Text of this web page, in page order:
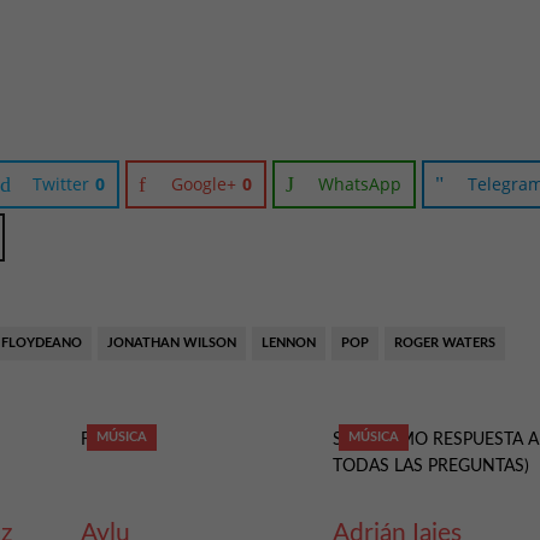
Twitter 0 Google+ 0 WhatsApp
FLOYDEANO JONATHAN WILSON LENNON POP ROGER WATERS
FOBIA
Aylu
MÚSICA
SUR (COMO RESPUESTA A
TODAS LAS PREGUNTAS)
Adrián Iaies
MÚSICA